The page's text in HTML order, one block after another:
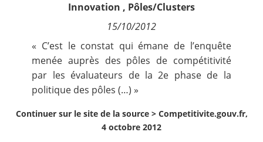
Innovation , Pôles/Clusters
15/10/2012
« C’est le constat qui émane de l’enquête
menée auprès des pôles de compétitivité
par les évaluateurs de la 2e phase de la
politique des pôles (…) »
Continuer sur le site de la source > Competitivite.gouv.fr,
4 octobre 2012